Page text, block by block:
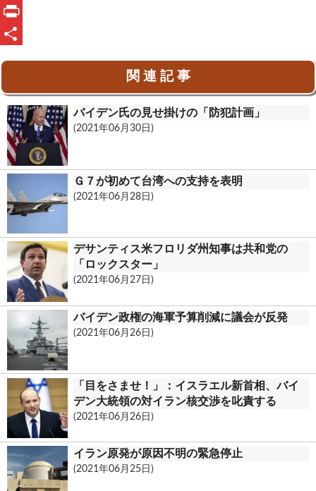
e
b
n
e
m
a
O
u
.
m
P
関 連 記 事
バイデン氏の見せ掛けの「防犯計画」
(2021年06月30日)
Ｇ７が初めて台湾への支持を表明
(2021年06月28日)
デサンティス米フロリダ州知事は共和党の
「ロックスター」
(2021年06月27日)
バイデン政権の海軍予算削減に議会が反発
(2021年06月26日)
「目をさませ！」：イスラエル新首相、バイ
デン大統領の対イラン核交渉を叱責する
(2021年06月26日)
イラン原発が原因不明の緊急停止
(2021年06月25日)